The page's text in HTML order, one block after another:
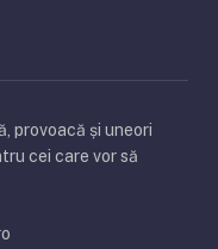
provoacă și uneori
cei care vor să